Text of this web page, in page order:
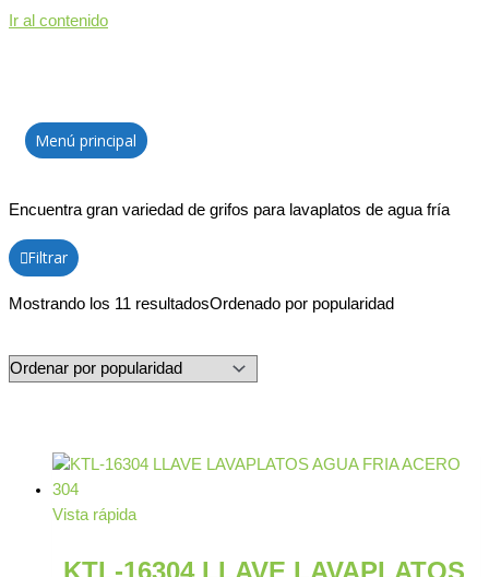
Ir al contenido
Menú principal
Encuentra gran variedad de grifos para lavaplatos de agua fría
Filtrar
Mostrando los 11 resultadosOrdenado por popularidad
Vista rápida